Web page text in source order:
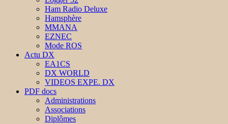
Ham Radio Deluxe
Hamsphère
MMANA
EZNEC
Mode ROS
Actu DX
EA1CS
DX WORLD
VIDEOS EXPE. DX
PDF docs
Administrations
Associations
Diplômes